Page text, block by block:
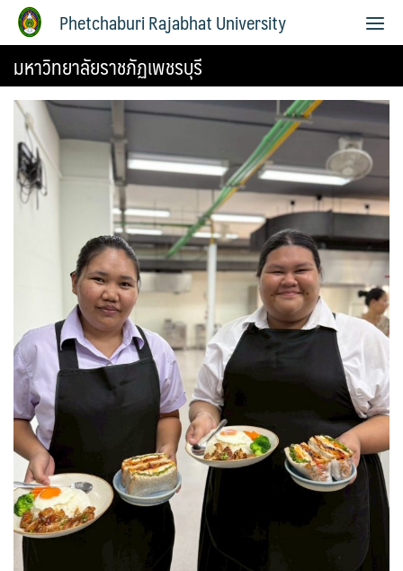
Phetchaburi Rajabhat University
มหาวิทยาลัยราชภัฏเพชรบุรี